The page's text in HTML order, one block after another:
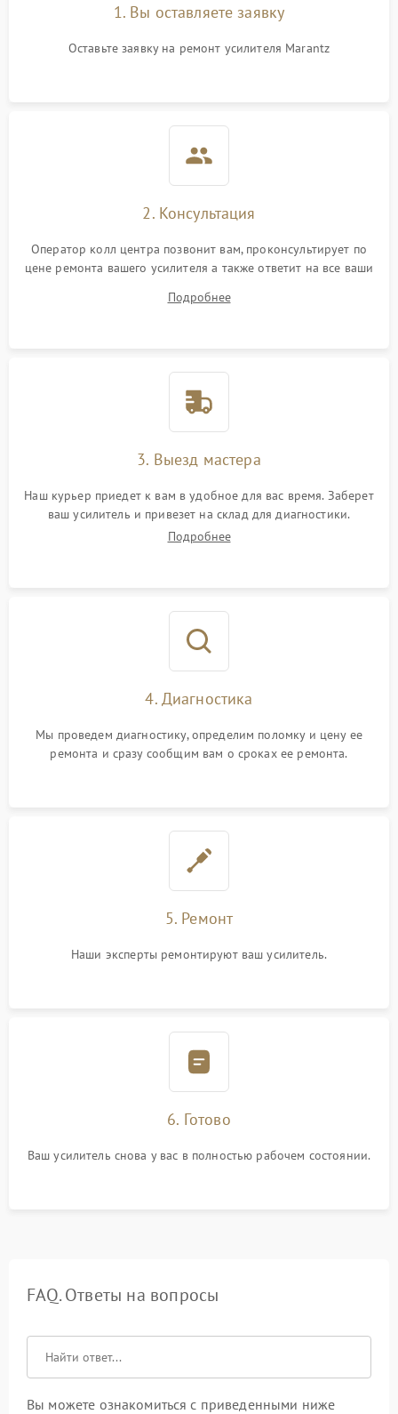
1. Вы оставляете заявку
Оставьте заявку на ремонт усилителя Marantz
2. Консультация
Оператор колл центра позвонит вам, проконсультирует по
цене ремонта вашего усилителя а также ответит на все ваши
Подробнее
3. Выезд мастера
Наш курьер приедет к вам в удобное для вас время. Заберет
ваш усилитель и привезет на склад для диагностики.
Подробнее
4. Диагностика
Мы проведем диагностику, определим поломку и цену ее
ремонта и сразу сообщим вам о сроках ее ремонта.
5. Ремонт
Наши эксперты ремонтируют ваш усилитель.
6. Готово
Ваш усилитель снова у вас в полностью рабочем состоянии.
FAQ. Ответы на вопросы
Вы можете ознакомиться с приведенными ниже